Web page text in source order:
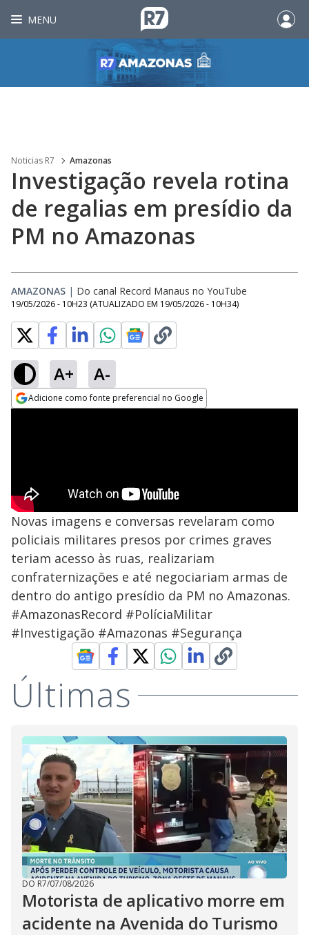
MENU
Noticias R7 Amazonas
Investigação revela rotina
de regalias em presídio da
PM no Amazonas
AMAZONAS | Do canal Record Manaus no YouTube
19/05/2026 - 10H23 (ATUALIZADO EM 19/05/2026 - 10H34)
A+ A-
Adicione como fonte preferencial no Google
Novas imagens e conversas revelaram como
policiais militares presos por crimes graves
teriam acesso às ruas, realizariam
confraternizações e até negociariam armas de
dentro do antigo presídio da PM no Amazonas.
#AmazonasRecord #PolíciaMilitar
#Investigação #Amazonas #Segurança
Últimas
DO R7/07/08/2026
Motorista de aplicativo morre em
acidente na Avenida do Turismo